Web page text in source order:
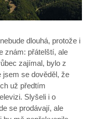
dlouhá, protože i
znám: přátelští, ale
zajímal, bylo z
jsem se dověděl, že
už předtím
Slyšeli i o
se prodávají, ale